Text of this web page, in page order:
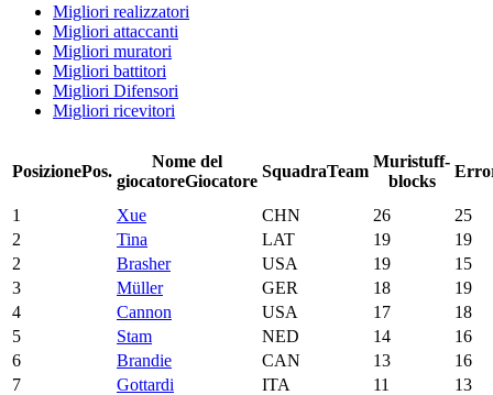
Migliori realizzatori
Migliori attaccanti
Migliori muratori
Migliori battitori
Migliori Difensori
Migliori ricevitori
PosizionePos.
Nome del
giocatoreGiocatore
SquadraTeam
Muristuff-
blocks
1 Xue CHN 26
25
2
Tina LAT 19
19
2
Brasher USA 19
15
3
Müller GER 18
19
4
Cannon USA 17
18
5
Stam NED 14
16
6
Brandie CAN 13
16
7
Gottardi ITA 11
13